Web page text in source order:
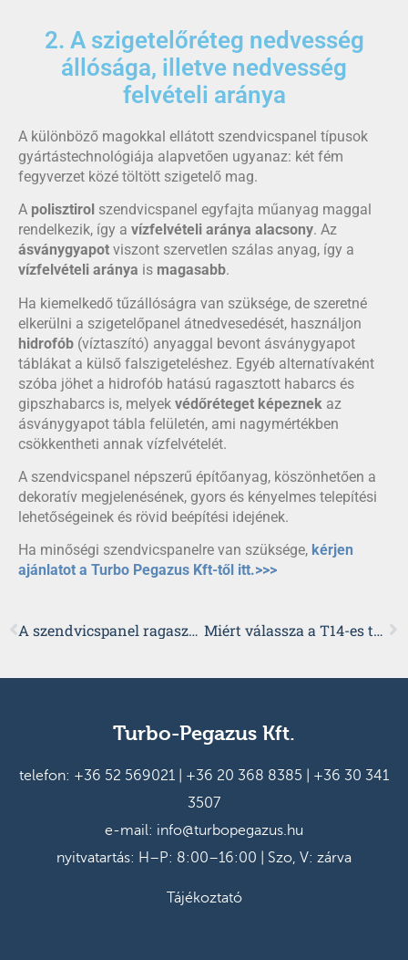
2. A szigetelőréteg nedvesség
állósága, illetve nedvesség
felvételi aránya
A különböző magokkal ellátott szendvicspanel típusok
gyártástechnológiája alapvetően ugyanaz: két fém
fegyverzet közé töltött szigetelő mag.
A polisztirol szendvicspanel egyfajta műanyag maggal
rendelkezik, így a vízfelvételi aránya alacsony. Az
ásványgyapot viszont szervetlen szálas anyag, így a
vízfelvételi aránya is magasabb.
Ha kiemelkedő tűzállóságra van szüksége, de szeretné
elkerülni a szigetelőpanel átnedvesedését, használjon
hidrofób (víztaszító) anyaggal bevont ásványgyapot
táblákat a külső falszigeteléshez. Egyéb alternatívaként
szóba jöhet a hidrofób hatású ragasztott habarcs és
gipszhabarcs is, melyek védőréteget képeznek az
ásványgyapot tábla felületén, ami nagymértékben
csökkentheti annak vízfelvételét.
A szendvicspanel népszerű építőanyag, köszönhetően a
dekoratív megjelenésének, gyors és kényelmes telepítési
lehetőségeinek és rövid beépítési idejének.
Ha minőségi szendvicspanelre van szüksége, kérjen
ajánlatot a Turbo Pegazus Kft-től itt.>>>
A szendvicspanel ragasztás fontossága Miért válassza a T14-es trapézlemezt?
Turbo-Pegazus Kft.
telefon: +36 52 569021 +36 20 368 8385
+36 30 341
3507
e-mail: info@turbopegazus.hu
nyitvatartás: H–P: 8:00–16:00 | Szo, V: zárva
Tájékoztató